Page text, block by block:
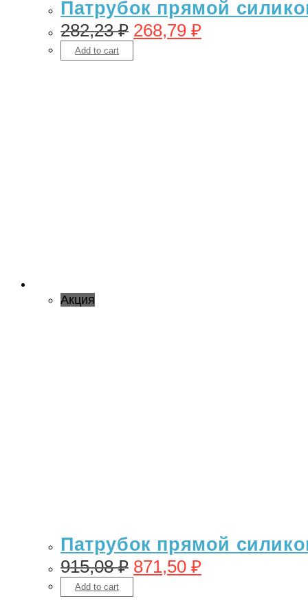
Патрубок прямой
282,23₽ 268,79 ₽
Add to cart
Акция
Патрубок прямой
915,08₽ 871,50 ₽
Add to cart